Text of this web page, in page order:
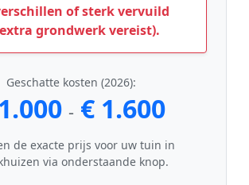
of sterk vervuild
grondwerk vereist).
Geschatte kosten (2026):
- € 1.600
de exacte prijs voor uw tuin in
via onderstaande knop.